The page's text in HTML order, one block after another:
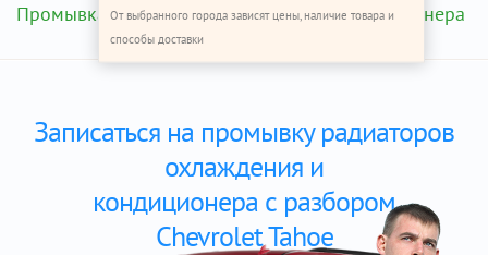
От выбранного города зависят цены, наличие товара и
способы доставки
Промывка радиатора охлаждения и кондиционера
Записаться на промывку радиаторов
охлаждения и
кондиционера с разбором
Chevrolet Tahoe